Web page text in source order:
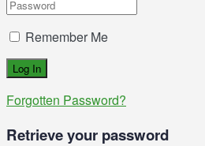
Remember Me
Forgotten Password?
Retrieve your password